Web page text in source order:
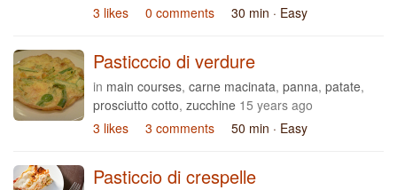
3 likes
0 comments 30 min · Easy
Pasticccio di verdure
in main courses, carne macinata, panna, patate,
prosciutto cotto, zucchine 15 years ago
3 likes
3 comments 50 min · Easy
Pasticcio di crespelle